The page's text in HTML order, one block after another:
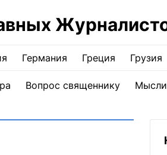
Германия Греция Грузия
Вопрос священнику Мысли